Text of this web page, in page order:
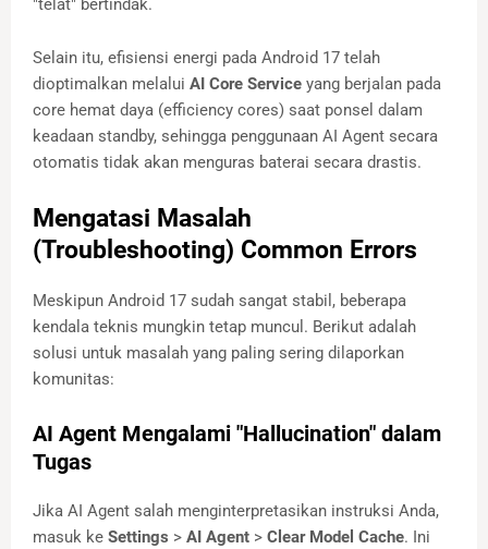
Selain itu, efisiensi energi pada Android 17 telah
dioptimalkan melalui AI Core Service yang berjalan pada
core hemat daya (efficiency cores) saat ponsel dalam
keadaan standby, sehingga penggunaan AI Agent secara
otomatis tidak akan menguras baterai secara drastis.
Mengatasi Masalah
(Troubleshooting) Common Errors
Meskipun Android 17 sudah sangat stabil, beberapa
kendala teknis mungkin tetap muncul. Berikut adalah
solusi untuk masalah yang paling sering dilaporkan
komunitas:
AI Agent Mengalami "Hallucination" dalam
Tugas
Jika AI Agent salah menginterpretasikan instruksi Anda,
masuk ke Settings > AI Agent > Clear Model Cache. Ini